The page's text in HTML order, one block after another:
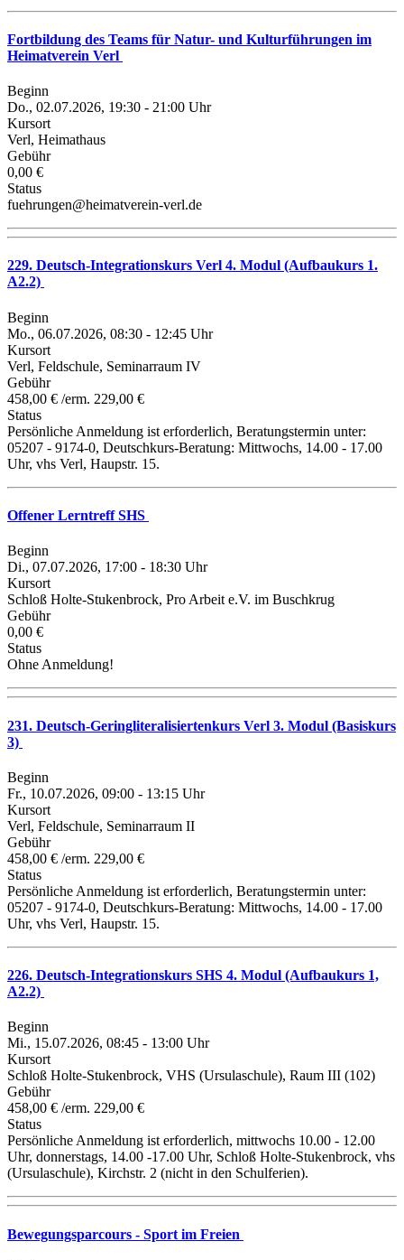
Fortbildung des Teams für Natur- und Kulturführungen im
Heimatverein Verl
Beginn
Do., 02.07.2026, 19:30 - 21:00 Uhr
Kursort
Verl, Heimathaus
Gebühr
0,00 €
Status
fuehrungen@heimatverein-verl.de
229. Deutsch-Integrationskurs Verl 4. Modul (Aufbaukurs 1.
A2.2)
Beginn
Mo., 06.07.2026, 08:30 - 12:45 Uhr
Kursort
Verl, Feldschule, Seminarraum IV
Gebühr
458,00 € /erm. 229,00 €
Status
Persönliche Anmeldung ist erforderlich, Beratungstermin unter:
05207 - 9174-0, Deutschkurs-Beratung: Mittwochs, 14.00 - 17.00
Uhr, vhs Verl, Haupstr. 15.
Offener Lerntreff SHS
Beginn
Di., 07.07.2026, 17:00 - 18:30 Uhr
Kursort
Schloß Holte-Stukenbrock, Pro Arbeit e.V. im Buschkrug
Gebühr
0,00 €
Status
Ohne Anmeldung!
231. Deutsch-Geringliteralisiertenkurs Verl 3. Modul (Basiskurs
3)
Beginn
Fr., 10.07.2026, 09:00 - 13:15 Uhr
Kursort
Verl, Feldschule, Seminarraum II
Gebühr
458,00 € /erm. 229,00 €
Status
Persönliche Anmeldung ist erforderlich, Beratungstermin unter:
05207 - 9174-0, Deutschkurs-Beratung: Mittwochs, 14.00 - 17.00
Uhr, vhs Verl, Haupstr. 15.
226. Deutsch-Integrationskurs SHS 4. Modul (Aufbaukurs 1,
A2.2)
Beginn
Mi., 15.07.2026, 08:45 - 13:00 Uhr
Kursort
Schloß Holte-Stukenbrock, VHS (Ursulaschule), Raum III (102)
Gebühr
458,00 € /erm. 229,00 €
Status
Persönliche Anmeldung ist erforderlich, mittwochs 10.00 - 12.00
Uhr, donnerstags, 14.00 -17.00 Uhr, Schloß Holte-Stukenbrock, vhs
(Ursulaschule), Kirchstr. 2 (nicht in den Schulferien).
Bewegungsparcours - Sport im Freien